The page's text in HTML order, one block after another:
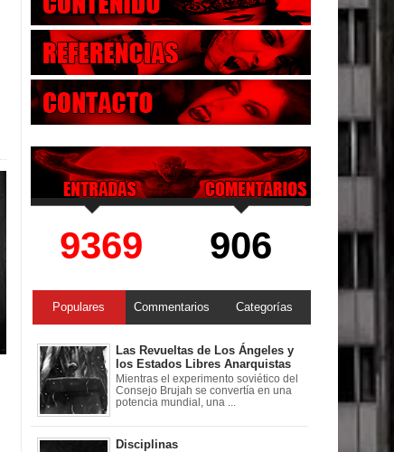
9369 906
Populares Commentarios Categorías
Las Revueltas de Los Ángeles y
los Estados Libres Anarquistas
Mientras el experimento soviético del
Consejo Brujah se convertía en una
potencia mundial, una ...
Disciplinas